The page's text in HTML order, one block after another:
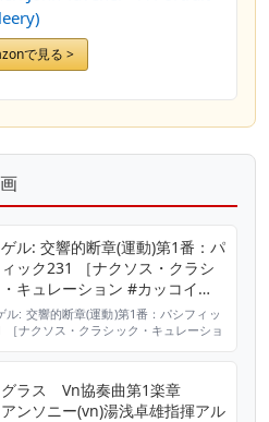
で見る >
ル: 交響的断章(運動)第1番：パ
ック231 ［ナクソス・クラシ
キュレーション #カッコイ
ル: 交響的断章(運動)第1番：パシフィッ
［ナクソス・クラシック・キュレーショ
カッコ良い ☆☆☆☆☆ おしゃれ ☆ ゴ
ス☆☆☆ コミカル☆☆☆ ロマンチッ
人気度］（※ナクソス・ジャパンの独
グラス Vn協奏曲第1楽章
アンソニー(vn)湯浅卓雄指揮アル